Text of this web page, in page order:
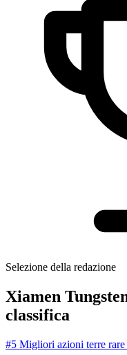
Selezione della redazione
Xiamen
classifica
#5 Migliori azioni terre rare